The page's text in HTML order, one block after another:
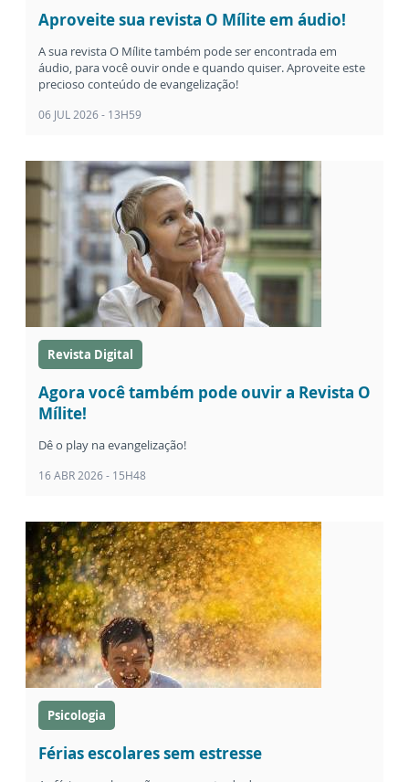
Aproveite sua revista O Mílite em áudio!
A sua revista O Mílite também pode ser encontrada em
áudio, para você ouvir onde e quando quiser. Aproveite este
precioso conteúdo de evangelização!
06 JUL 2026 - 13H59
Revista Digital
Agora você também pode ouvir a Revista O
Mílite!
Dê o play na evangelização!
16 ABR 2026 - 15H48
Psicologia
Férias escolares sem estresse